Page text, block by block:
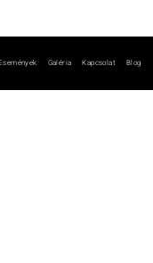
Események Galéria​ Kapcsolat Blog